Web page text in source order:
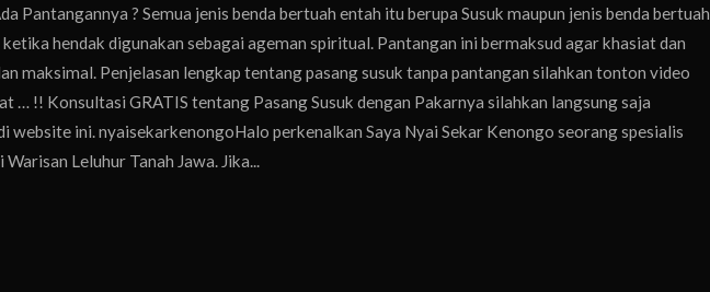
Pantangannya ? Semua jenis benda bertuah entah itu berupa Susuk maupun jenis benda bertuah
hendak digunakan sebagai ageman spiritual. Pantangan ini bermaksud agar khasiat dan
maksimal. Penjelasan lengkap tentang pasang susuk tanpa pantangan silahkan tonton video
… !! Konsultasi GRATIS tentang Pasang Susuk dengan Pakarnya silahkan langsung saja
website ini. nyaisekarkenongoHalo perkenalkan Saya Nyai Sekar Kenongo seorang spesialis
Leluhur Tanah Jawa. Jika...